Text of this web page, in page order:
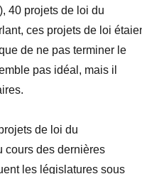
40 projets de loi du
ces projets de loi
de ne pas terminer le
pas idéal, mais il
de loi du
cours des dernières
les législatures sous